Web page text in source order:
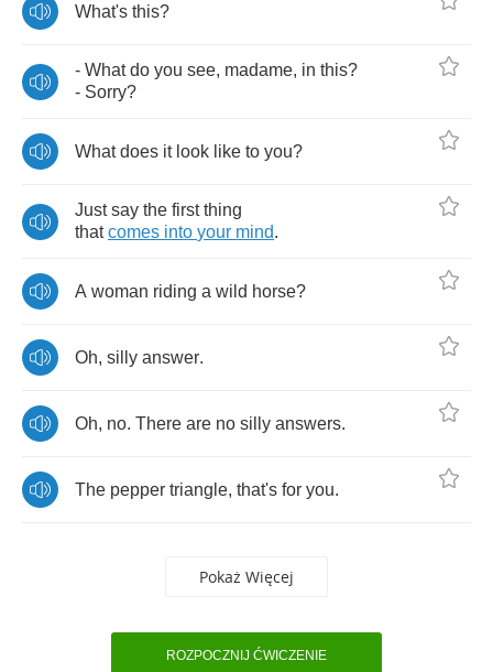
What's this?
- What do you see, madame, in this?
- Sorry?
What does it look like to you?
Just say the first thing
that comes into your mind.
A woman riding a wild horse?
Oh, silly answer.
Oh, no. There are no silly answers.
The pepper triangle, that's for you.
Pokaż Więcej
ROZPOCZNIJ ĆWICZENIE